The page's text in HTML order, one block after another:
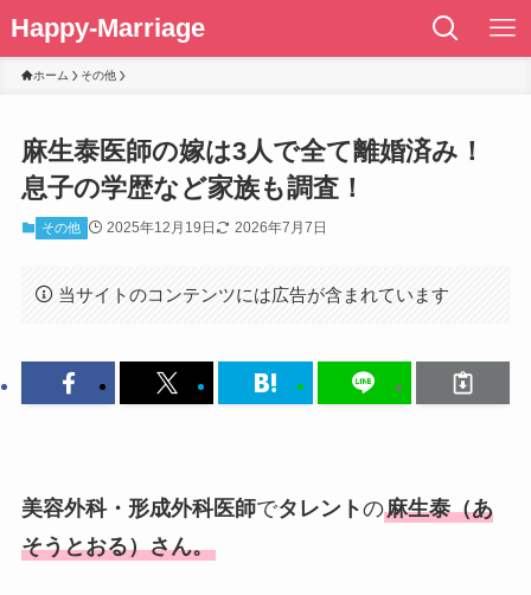
Happy-Marriage
ホーム その他
麻生泰医師の嫁は3人で全て離婚済み！
息子の学歴など家族も調査！
その他 2025年12月19日 2026年7月7日
当サイトのコンテンツには広告が含まれています
美容外科・形成外科医師でタレントの麻生泰（あ
そうとおる）さん。